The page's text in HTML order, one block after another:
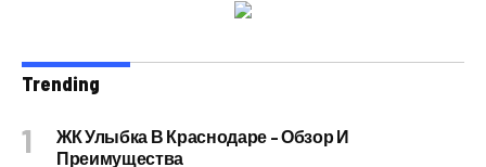
Trending
ЖК Улыбка В Краснодаре – Обзор И
Преимущества